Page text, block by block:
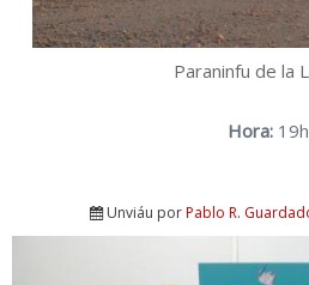
Paraninfu de la
Hora: 19h
Unviáu porPablo R.